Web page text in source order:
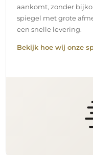
aankomt, zonder
spiegel met grote
een snelle levering.
Bekijk hoe wij onze